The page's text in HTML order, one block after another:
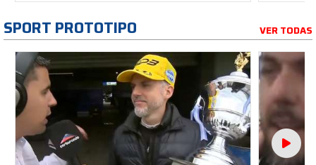
SPORT PROTOTIPO VER TODAS